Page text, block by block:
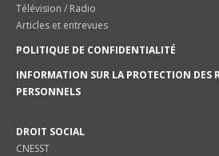
Télévision / Radio
Articles et entrevues
POLITIQUE DE CONFIDENTIALITÉ
INFORMATION SUR LA PROTECTION DES
PERSONNELS
DROIT SOCIAL
CNESST